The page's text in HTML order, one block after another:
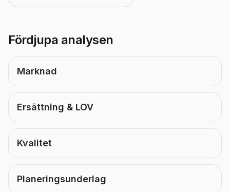
Fördjupa analysen
Marknad
Ersättning & LOV
Kvalitet
Planeringsunderlag